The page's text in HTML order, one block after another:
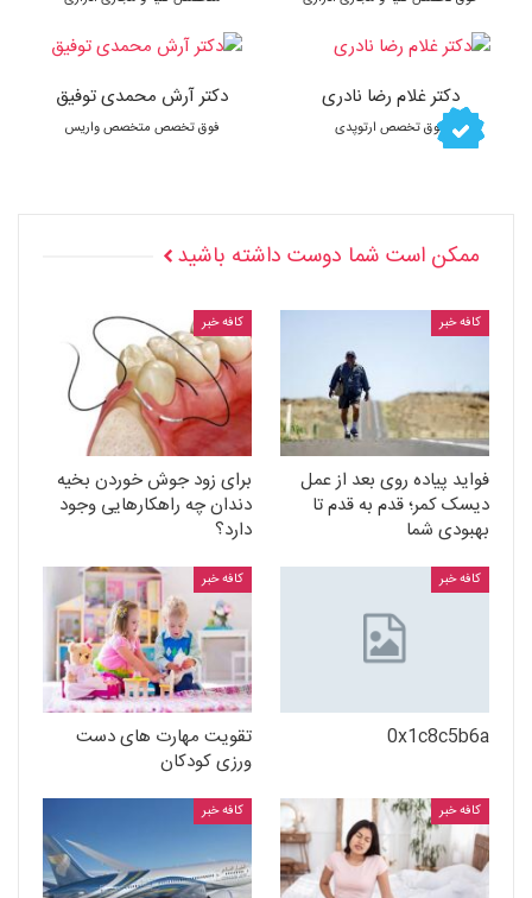
دکتر غلام رضا نادری
فوق تخصص ارتوپدی
دکتر آرش محمدی توفیق
فوق تخصص متخصص واریس
ممکن است شما دوست داشته باشید
کافه خبر
فواید پیاده روی بعد از عمل
دیسک کمر؛ قدم به قدم تا
بهبودی شما
کافه خبر
برای زود جوش خوردن بخیه
دندان چه راهکارهایی وجود
دارد؟
کافه خبر
0x1c8c5b6a
کافه خبر
تقویت مهارت های دست
ورزی کودکان
کافه خبر کافه خبر